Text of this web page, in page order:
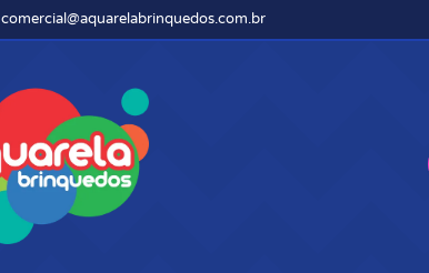
comercial@aquarelabrinquedos.com.br